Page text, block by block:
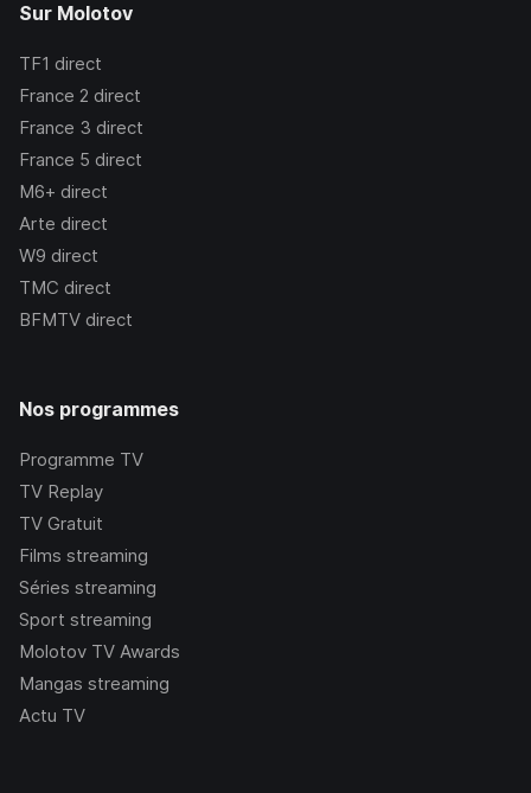
Sur Molotov
TF1 direct
France 2 direct
France 3 direct
France 5 direct
M6+ direct
Arte direct
W9 direct
TMC direct
BFMTV direct
Nos programmes
Programme TV
TV Replay
TV Gratuit
Films streaming
Séries streaming
Sport streaming
Molotov TV Awards
Mangas streaming
Actu TV